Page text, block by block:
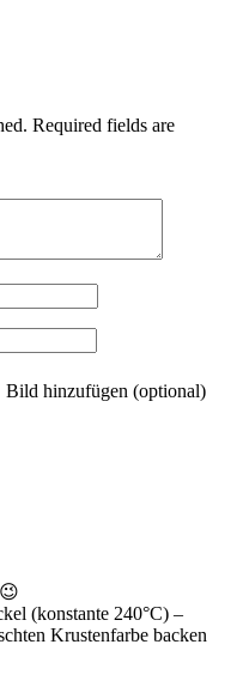
Required fields are
Bild hinzufügen (optional)
(konstante 240°C) –
Krustenfarbe backen